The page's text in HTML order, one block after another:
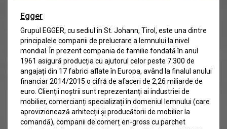
Egger
Grupul EGGER, cu sediul în St. Johann, Tirol, este una dintre
principalele companii de prelucrare a lemnului la nivel
mondial. În prezent compania de familie fondată în anul
1961 asigură producția cu ajutorul celor peste 7.300 de
angajați din 17 fabrici aflate în Europa, având la finalul anului
financiar 2014/2015 o cifră de afaceri de 2,26 miliarde de
euro. Clienții noștrii sunt reprezentanți ai industriei de
mobilier, comercianți specializați în domeniul lemnului (care
aprovizionează arhitecții și producătorii de mobilier la
comandă), companii de comerț en-gross cu parchet